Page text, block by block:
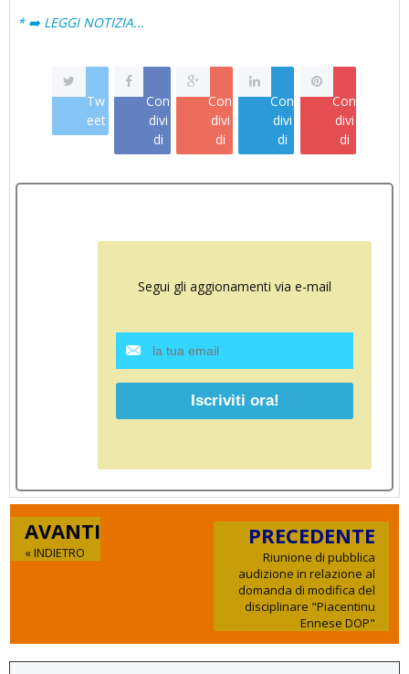
* ➡️ LEGGI NOTIZIA...
Tw
eet
Con
divi
di
Con
divi
di
Con
divi
di
Con
divi
di
Segui gli aggionamenti via e-mail
AVANTI
« INDIETRO
PRECEDENTE
Riunione di pubblica
audizione in relazione al
domanda di modifica del
disciplinare "Piacentinu
Ennese DOP"